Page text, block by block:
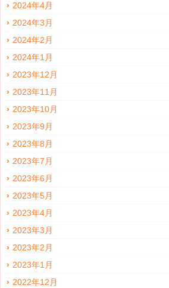
2024年4月
2024年3月
2024年2月
2024年1月
2023年12月
2023年11月
2023年10月
2023年9月
2023年8月
2023年7月
2023年6月
2023年5月
2023年4月
2023年3月
2023年2月
2023年1月
2022年12月